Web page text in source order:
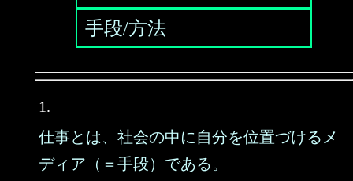
手段/方法
1.
仕事とは、社会の中に自分を位置づけるメ
ディア（＝手段）である。